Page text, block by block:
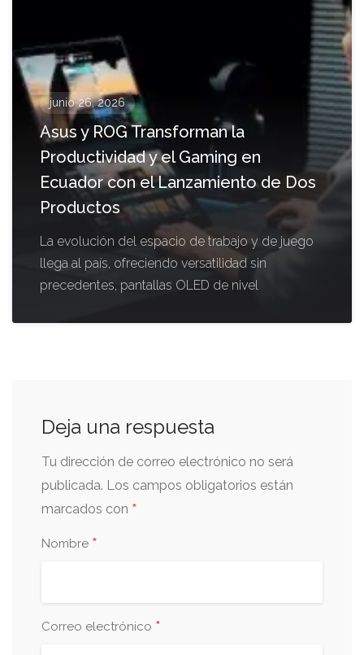
junio 26, 2026
Asus y ROG Transforman la
Productividad y el Gaming en
Ecuador con el Lanzamiento de Dos
Productos
La evolución del espacio de trabajo y de juego
llega al país, ofreciendo versatilidad sin
precedentes, pantallas OLED de nivel
Deja una respuesta
Tu dirección de correo electrónico no será
publicada. Los campos obligatorios están
marcados con *
Nombre *
Correo electrónico *